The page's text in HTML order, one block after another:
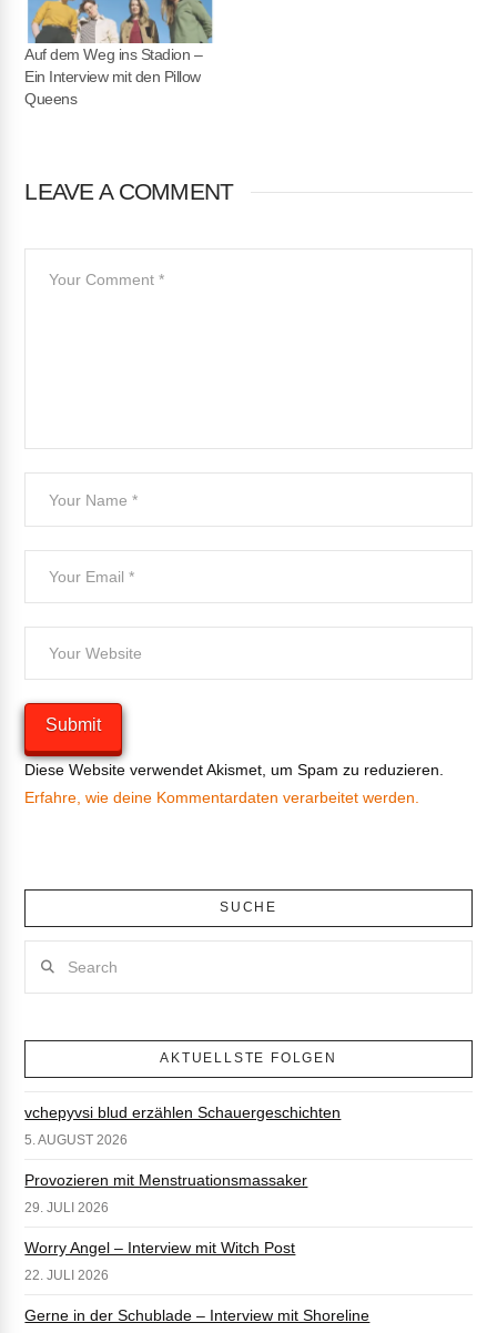
Auf dem Weg ins Stadion –
Ein Interview mit den Pillow
Queens
LEAVE A COMMENT
Diese Website verwendet Akismet, um Spam zu reduzieren.
Erfahre, wie deine Kommentardaten verarbeitet werden.
SUCHE
AKTUELLSTE FOLGEN
vchepyvsi blud erzählen Schauergeschichten
5. AUGUST 2026
Provozieren mit Menstruationsmassaker
29. JULI 2026
Worry Angel – Interview mit Witch Post
22. JULI 2026
Gerne in der Schublade – Interview mit Shoreline